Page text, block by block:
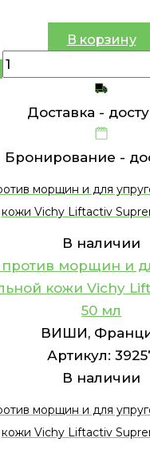
В корзину
Доставка -
Бронирование -
морщин и для
кожи Vichy Liftactiv
В наличии
морщин и
кожи Vichy
50 мл
ВИШИ,
Артикул:
В наличии
морщин и для
кожи Vichy Liftactiv